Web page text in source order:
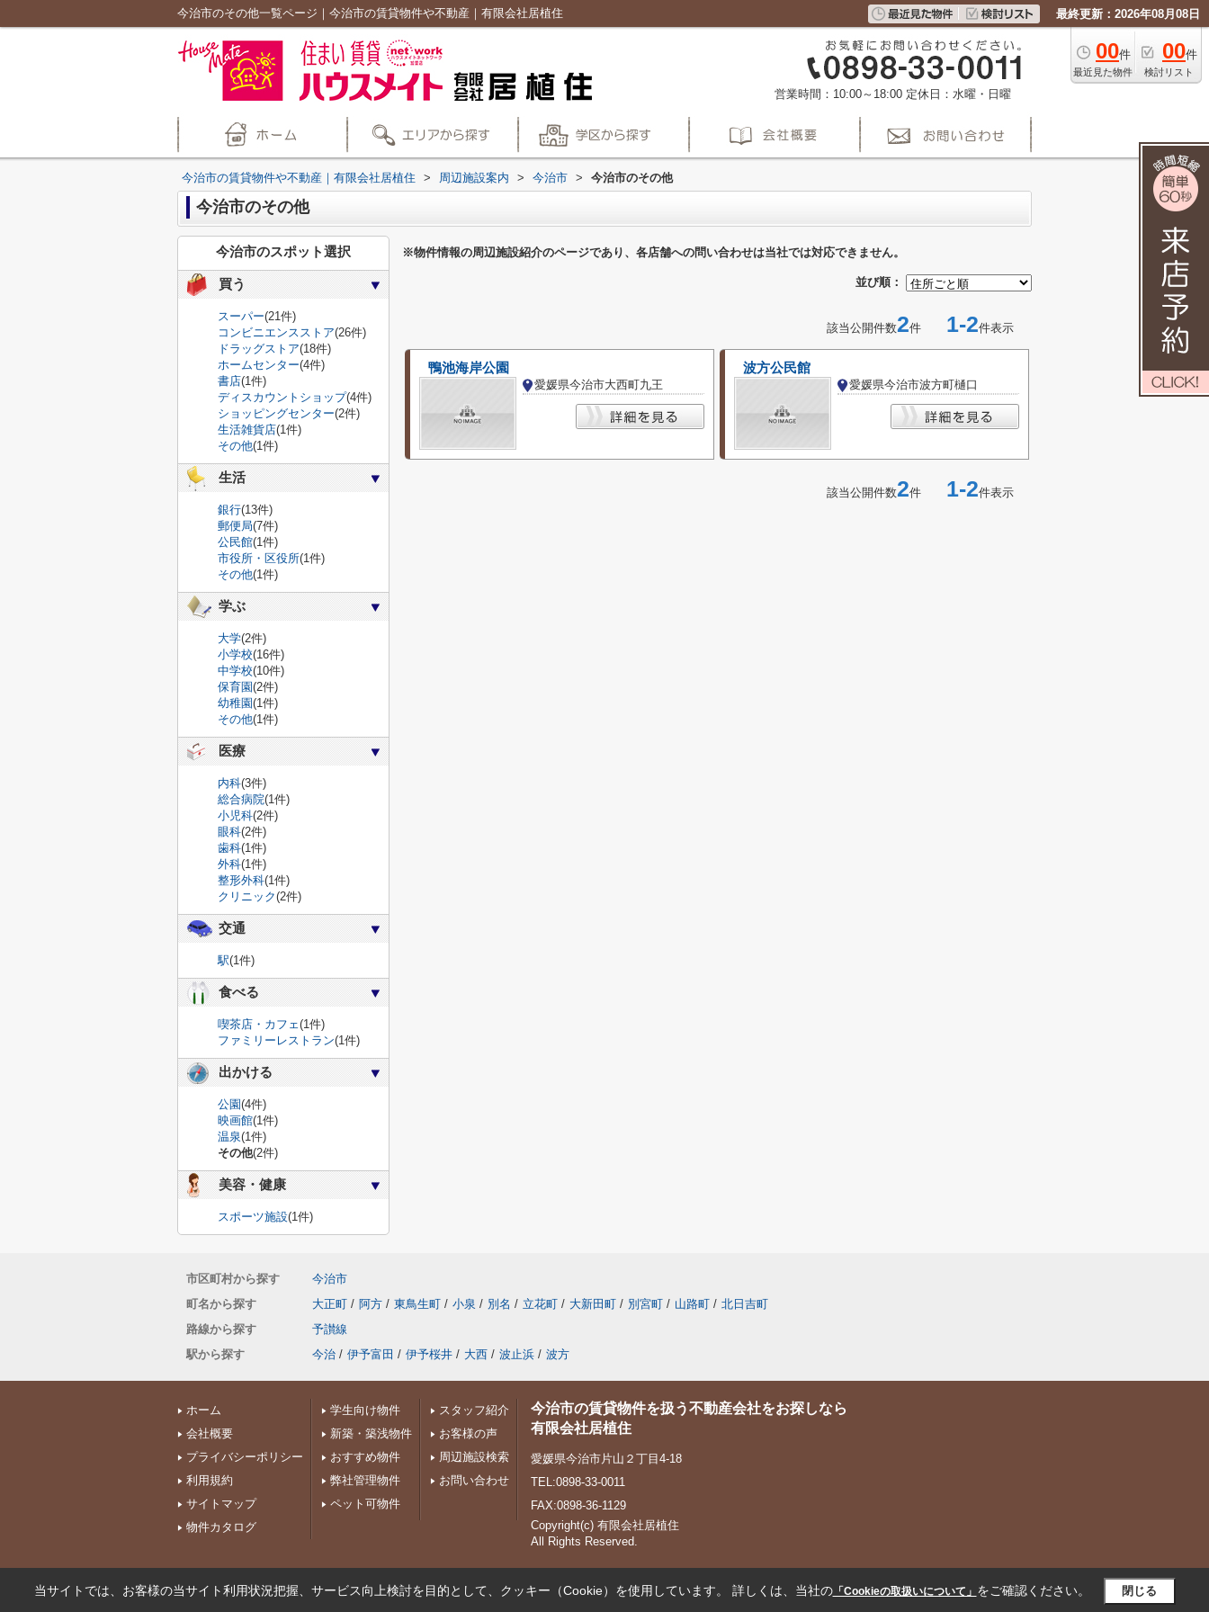
今治市のその他一覧ページ｜今治市の賃貸物件や不動産｜有限会社居植住 最終更新：2026年08月08日
00件
最近見た物件
00件
検討リスト
営業時間：10:00～18:00 定休日：水曜・日曜
今治市の賃貸物件や不動産｜有限会社居植住 > 周辺施設案内 > 今治市 > 今治市のその他
今治市のその他
※物件情報の周辺施設紹介のページであり、各店舗への問い合わせは当社では対応できません。
並び順：
該当公開件数2件 1-2件表示
鴨池海岸公園
愛媛県今治市大西町九王
波方公民館
愛媛県今治市波方町樋口
該当公開件数2件 1-2件表示
今治市のスポット選択
買う
スーパー(21件)
コンビニエンスストア(26件)
ドラッグストア(18件)
ホームセンター(4件)
書店(1件)
ディスカウントショップ(4件)
ショッピングセンター(2件)
生活雑貨店(1件)
その他(1件)
生活
銀行(13件)
郵便局(7件)
公民館(1件)
市役所・区役所(1件)
その他(1件)
学ぶ
大学(2件)
小学校(16件)
中学校(10件)
保育園(2件)
幼稚園(1件)
その他(1件)
医療
内科(3件)
総合病院(1件)
小児科(2件)
眼科(2件)
歯科(1件)
外科(1件)
整形外科(1件)
クリニック(2件)
交通
駅(1件)
食べる
喫茶店・カフェ(1件)
ファミリーレストラン(1件)
出かける
公園(4件)
映画館(1件)
温泉(1件)
その他(2件)
美容・健康
スポーツ施設(1件)
市区町村から探す
今治市
町名から探す
大正町 / 阿方 / 東鳥生町 / 小泉 / 別名 / 立花町 / 大新田町 / 別宮町 / 山路町 / 北日吉町
路線から探す
予讃線
駅から探す
今治 / 伊予富田 / 伊予桜井 / 大西 / 波止浜 / 波方
ホーム
会社概要
プライバシーポリシー
利用規約
サイトマップ
物件カタログ
学生向け物件
新築・築浅物件
おすすめ物件
弊社管理物件
ペット可物件
スタッフ紹介
お客様の声
周辺施設検索
お問い合わせ
今治市の賃貸物件を扱う不動産会社をお探しなら
有限会社居植住
愛媛県今治市片山２丁目4-18
TEL:0898-33-0011
FAX:0898-36-1129
Copyright(c) 有限会社居植住
All Rights Reserved.
当サイトでは、お客様の当サイト利用状況把握、サービス向上検討を目的として、クッキー（Cookie）を使用しています。 詳しくは、当社の「Cookieの取扱いについて」 をご確認ください。 閉じる